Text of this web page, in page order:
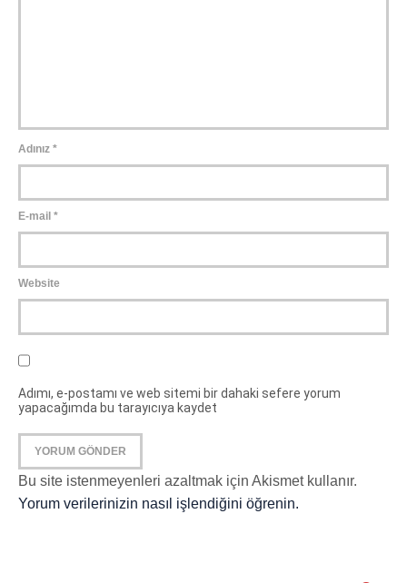
Adınız *
E-mail *
Website
Adımı, e-postamı ve web sitemi bir dahaki sefere yorum
yapacağımda bu tarayıcıya kaydet
Bu site istenmeyenleri azaltmak için Akismet kullanır.
Yorum verilerinizin nasıl işlendiğini öğrenin.